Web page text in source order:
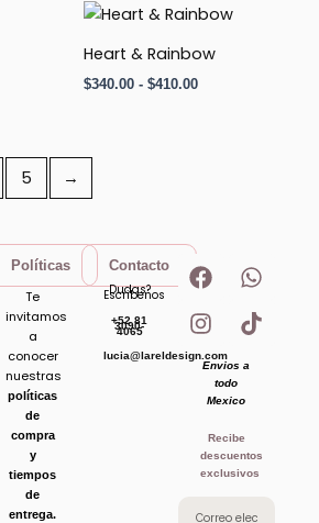
Heart & Rainbow
$340.00 - $410.00
Rango
precios:
$340.00
5 →
Políticas
Te
invitamos
a
conocer
nuestras
políticas
de
compra
y
tiempos
de
entrega.
Contacto
Dudas?
Escribenos
+52 81
3090-
4065
lucia@lareldesign.com
F
a
c
e
b
o
o
k
W
h
a
t
I
n
s
t
a
g
r
a
m
T
i
k
t
Envios a
todo
Mexico
Recibe
descuentos
exclusivos